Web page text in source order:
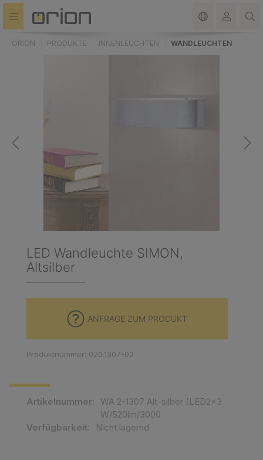
springen
ORION PRODUKTE INNENLEUCHTEN WANDLEUCHTEN
LED Wandleuchte SIMON,
Altsilber
Artikelnummer:
WA 2-1307 Alt-silber (LED2x3
W/520lm/3000
Verfügbarkeit:
Nicht lagernd
ANFRAGE ZUM PRODUKT
Produktnummer: 020.1307-02